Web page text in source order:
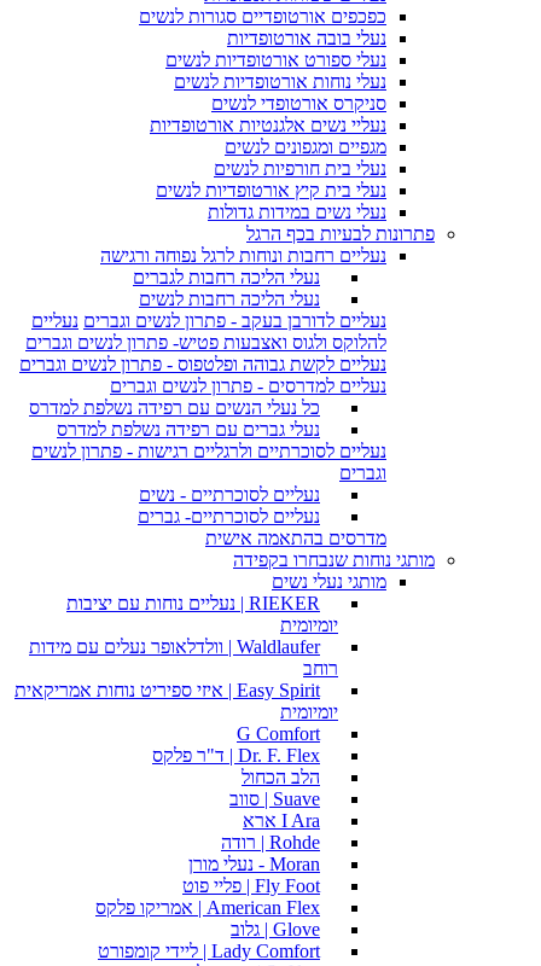
כפכפים אורטופדיים סגורות לנשים
נעלי בובה אורטופדיות
נעלי ספורט אורטופדיות לנשים
נעלי נוחות אורטופדיות לנשים
סניקרס אורטופדי לנשים
נעליי נשים אלגנטיות אורטופדיות
מגפיים ומגפונים לנשים
נעלי בית חורפיות לנשים
נעלי בית קיץ אורטופדיות לנשים
נעלי נשים במידות גדולות
פתרונות לבעיות בכף הרגל
נעליים רחבות ונוחות לרגל נפוחה ורגישה
נעלי הליכה רחבות לגברים
נעלי הליכה רחבות לנשים
נעליים לדורבן בעקב - פתרון לנשים וגברים נעליים
להלוקס ולגוס ואצבעות פטיש- פתרון לנשים וגברים
נעליים לקשת גבוהה ופלטפוס - פתרון לנשים וגברים
נעליים למדרסים - פתרון לנשים וגברים
כל נעלי הנשים עם רפידה נשלפת למדרס
נעלי גברים עם רפידה נשלפת למדרס
נעליים לסוכרתיים ולרגליים רגישות - פתרון לנשים
וגברים
נעליים לסוכרתיים - נשים
נעליים לסוכרתיים- גברים
מדרסים בהתאמה אישית
מותגי נוחות שנבחרו בקפידה
מותגי נעלי נשים
RIEKER | נעליים נוחות עם יציבות
יומיומית
Waldlaufer | וולדלאופר נעלים עם מידות
רוחב
Easy Spirit | איזי ספיריט נוחות אמריקאית
יומיומית
G Comfort
Dr. F. Flex | ד"ר פלקס
הלב הכחול
Suave | סווב
I Ara ארא
Rohde | רודה
Moran - נעלי מורן
Fly Foot | פליי פוט
American Flex | אמריקו פלקס
Glove | גלוב
Lady Comfort | ליידי קומפורט